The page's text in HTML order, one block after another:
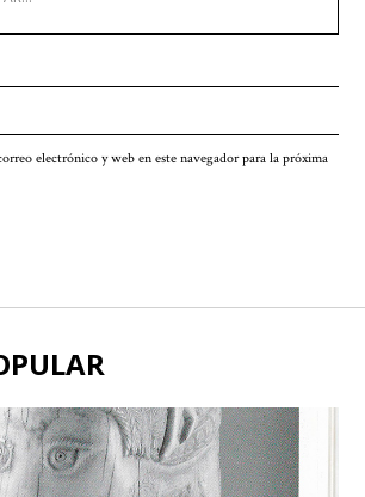
electrónico y web en este navegador para la próxima